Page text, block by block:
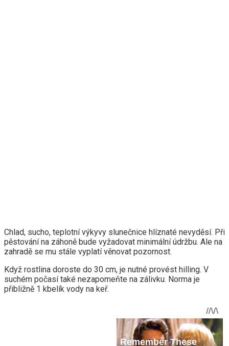
Chlad, sucho, teplotní výkyvy slunečnice hlíznaté nevyděsí. Při
pěstování na záhoně bude vyžadovat minimální údržbu. Ale na
zahradě se mu stále vyplatí věnovat pozornost.
Když rostlina doroste do 30 cm, je nutné provést hilling. V
suchém počasí také nezapomeňte na zálivku. Norma je
přibližně 1 kbelík vody na keř.